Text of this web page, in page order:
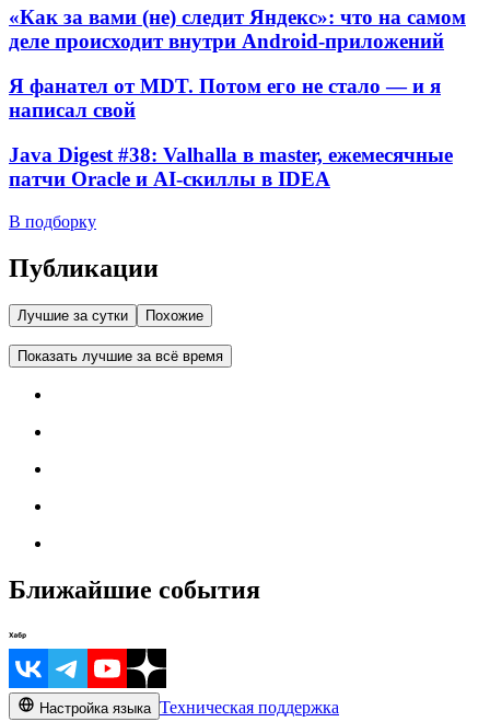
«Как за вами (не) следит Яндекс»: что на самом
деле происходит внутри Android-приложений
Я фанател от MDT. Потом его не стало — и я
написал свой
Java Digest #38: Valhalla в master, ежемесячные
патчи Oracle и AI-скиллы в IDEA
В подборку
Публикации
Лучшие за сутки Похожие
Показать лучшие за всё время
Ближайшие события
Настройка языка Техническая поддержка